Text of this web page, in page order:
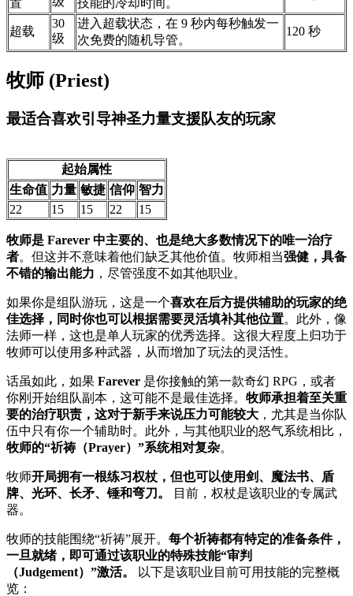
置
技能的冷却时间。
超载
30
级
进入超载状态，在 9 秒内每秒触发一
次免费的随机导管。
120 秒
牧师 (Priest)
最适合喜欢引导神圣力量支援队友的玩家
起始属性
生命值 力量 敏捷 信仰 智力
22
15 15 22 15
牧师是 Farever 中主要的、也是绝大多数情况下的唯一治疗
者。但这并不意味着他们缺乏其他价值。牧师相当强健，具备
不错的输出能力 ，尽管强度不如其他职业。
如果你是组队游玩，这是一个喜欢在后方提供辅助的玩家的绝
佳选择，同时你也可以根据需要灵活填补其他位置。此外，像
法师一样，这也是单人玩家的优秀选择。这很大程度上归功于
牧师可以使用多种武器，从而增加了玩法的灵活性。
话虽如此，如果 Farever 是你接触的第一款奇幻 RPG，或者
你刚开始组队副本，这可能不是最佳选择。 牧师承担着至关重
要的治疗职责，这对于新手来说压力可能较大 ，尤其是当你队
伍中只有你一个辅助时。此外，与其他职业的怒气系统相比，
牧师的“祈祷（Prayer）”系统相对复杂。
牧师开局拥有一根练习权杖，但也可以使用剑、魔法书、盾
牌、光环、长矛、锤和弯刀。
目前，权杖是该职业的专属武
器。
牧师的技能围绕“祈祷”展开。 每个祈祷都有特定的准备条件，
一旦就绪，即可通过该职业的特殊技能“审判
（Judgement）”激活。
以下是该职业目前可用技能的完整概
览：